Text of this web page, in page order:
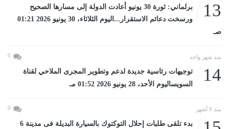
13
برلماني: ثورة 30 يونيو أعادت الدولة إلى مسارها الصحيح
ورسخت دعائم الاستقرار...اليوم الثلاثاء، 30 يونيو 2026 01:21
صـ
منذ شهر واحد 0
14
توجيهات رئاسية جديدة لدعم وتطوير المجرى الملاحي لقناة
السويساليوم الأحد، 28 يونيو 2026 01:52 مـ
منذ 8 أشهر 0
بدء تلقى طلبات إحلال التوكتوك بالسيارة البديلة فى مدينة 6